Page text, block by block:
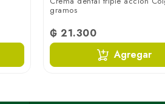
gramos
₲ 21.300
Agregar